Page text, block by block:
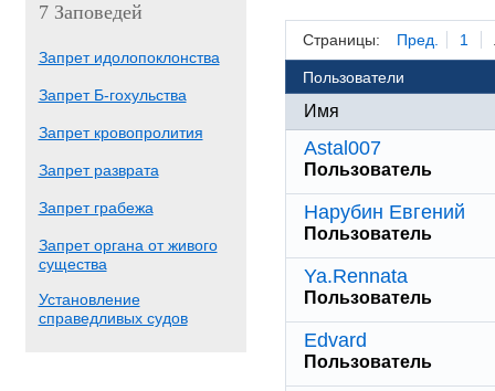
7 Заповедей
Запрет идолопоклонства
Запрет Б-гохульства
Запрет кровопролития
Запрет разврата
Запрет грабежа
Запрет органа от живого
существа
Установление
справедливых судов
Страницы: Пред. 1
Пользователи
Имя
Astal007
Пользователь
Нарубин Евгений
Пользователь
Ya.Rennata
Пользователь
Edvard
Пользователь